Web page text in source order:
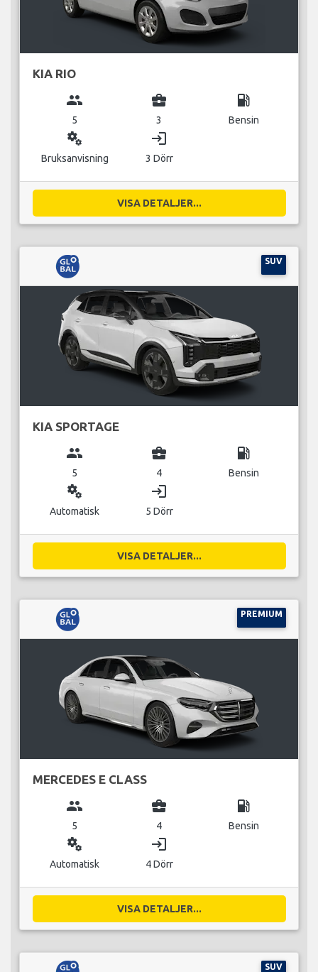
KIA RIO
group
5
business_center
3
local_gas_station
Bensin
miscellaneous_services
Bruksanvisning
login
3 Dörr
VISA DETALJER...
SUV
KIA SPORTAGE
group
5
business_center
4
local_gas_station
Bensin
miscellaneous_services
Automatisk
login
5 Dörr
VISA DETALJER...
PREMIUM
MERCEDES E CLASS
group
5
business_center
4
local_gas_station
Bensin
miscellaneous_services
Automatisk
login
4 Dörr
VISA DETALJER...
SUV